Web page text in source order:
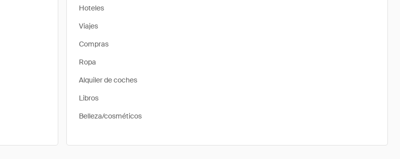
Hoteles
Viajes
Compras
Ropa
Alquiler de coches
Libros
Belleza/cosméticos